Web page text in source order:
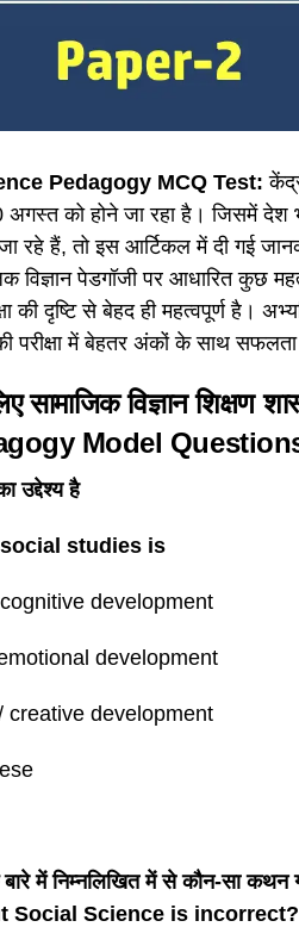
Pedagogy MCQ Test:
को होने जा रहा है। जिसमें देश
जा रहे हैं, तो इस आर्टिकल में दी गई
विज्ञान पेडगॉजी पर आधारित कुछ
की दृष्टि से बेहद ही महत्वपूर्ण है।
परीक्षा में बेहतर अंकों के साथ
सामाजिक विज्ञान
Model
उद्देश्य है
studies is
cognitive development
emotional development
creative development
के बारे में निम्नलिखित में से कौन-सा
Social Science is incorrect?